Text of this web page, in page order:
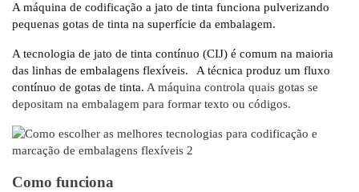
A máquina de codificação a jato de tinta funciona pulverizando
pequenas gotas de tinta na superfície da embalagem.
A tecnologia de jato de tinta contínuo (CIJ) é comum na maioria
das linhas de embalagens flexíveis.
A técnica produz um fluxo
contínuo de gotas de tinta. A máquina controla quais gotas se
depositam na embalagem para formar texto ou códigos.
Como funciona